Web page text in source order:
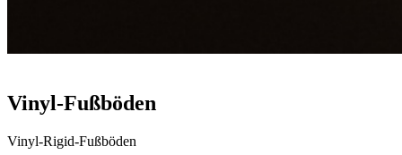
Vinyl-Fußböden
Vinyl-Rigid-Fußböden